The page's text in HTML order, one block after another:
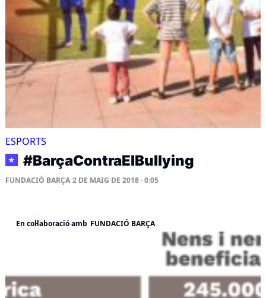
ESPORTS
★ #BarçaContraElBullying
FUNDACIÓ BARÇA 2 DE MAIG DE 2018 · 0:05
En col·laboració amb FUNDACIÓ BARÇA